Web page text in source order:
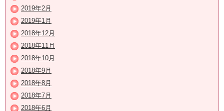
2019年2月
2019年1月
2018年12月
2018年11月
2018年10月
2018年9月
2018年8月
2018年7月
2018年6月